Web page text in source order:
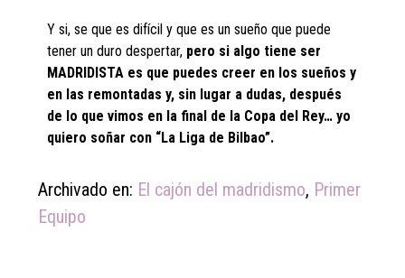
Y si, se que es difícil y que es un sueño que puede
tener un duro despertar, pero si algo tiene ser
MADRIDISTA es que puedes creer en los sueños y
en las remontadas y, sin lugar a dudas, después
de lo que vimos en la final de la Copa del Rey… yo
quiero soñar con “La Liga de Bilbao”.
Archivado en: El cajón del madridismo, Primer
Equipo